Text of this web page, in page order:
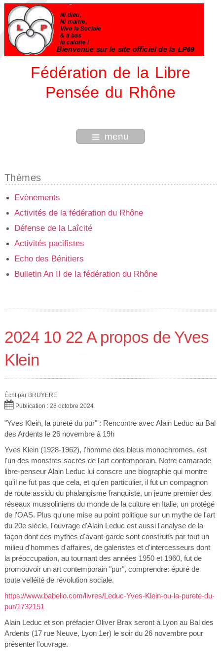
Fédération de la Libre
Pensée du Rhône
menu
Thèmes
Evènements
Activités de la fédération du Rhône
Défense de la Laîcité
Activités pacifistes
Echo des Bénitiers
Bulletin An II de la fédération du Rhône
2024 10 22 A propos de Yves
Klein
Écrit par BRUYERE
Publication : 28 octobre 2024
"Yves Klein, la pureté du pur" : Rencontre avec Alain Leduc au Bal
des Ardents le 26 novembre à 19h
Yves Klein (1928-1962), l'homme des bleus monochromes, est
l'un des monstres sacrés de l'art contemporain. Notre camarade
libre-penseur Alain Leduc lui conscre une biographie qui montre
qu'il ne fut pas que cela, et qu'en particulier, il fut un compagnon
de route assidu du phalangisme franquiste, un jeune premier des
réseaux mussoliniens du monde de la culture en Italie, un protégé
de l'OAS. Plus qu'une mise au point politique sur un mythe de l'art
du 20e siècle, l'ouvrage d'Alain Leduc est aussi l'analyse de la
façon dont ces mythes d'avant-garde sont construits par tout un
milieu d'hommes d'affaires, de galeristes et d'intercesseurs dont
la préoccupation, au tournant des années 1950 et 1960, fut de
promouvoir un art contemporain "pur", comprendre: épuré de
toute velléité de révolution sociale.
https://www.babelio.com/livres/Leduc-Yves-Klein-ou-la-purete-du-
pur/1732151
Alain Leduc et son préfacier Oliver Brax seront à Lyon au Bal des
Ardents (17 rue Neuve, Lyon 1er) le soir du 26 novembre pour
présenter l'ouvrage.